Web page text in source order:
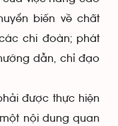
biến về chất
chi đoàn; phát
dẫn, chỉ đạo
được thực hiện
nội dung quan